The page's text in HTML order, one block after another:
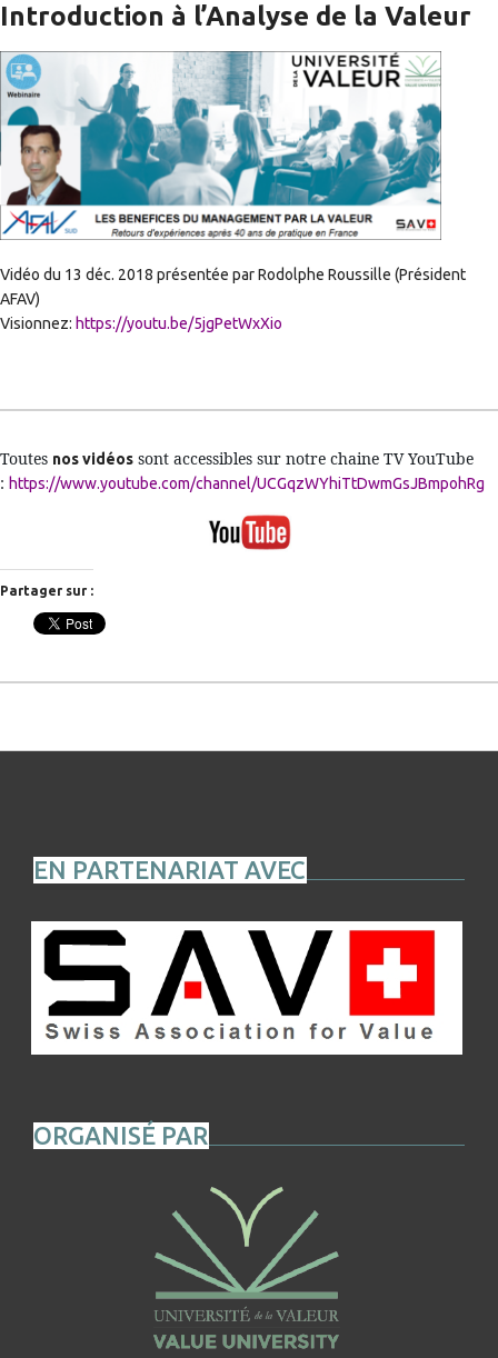
Introduction à l’Analyse de la Valeur
Vidéo du 13 déc. 2018 présentée par Rodolphe Roussille (Président
AFAV)
Visionnez: https://youtu.be/5jgPetWxXio
Toutes nos vidéos sont accessibles sur notre chaine TV YouTube
: https://www.youtube.com/channel/UCGqzWYhiTtDwmGsJBmpohRg
Partager sur :
EN PARTENARIAT AVEC
ORGANISÉ PAR